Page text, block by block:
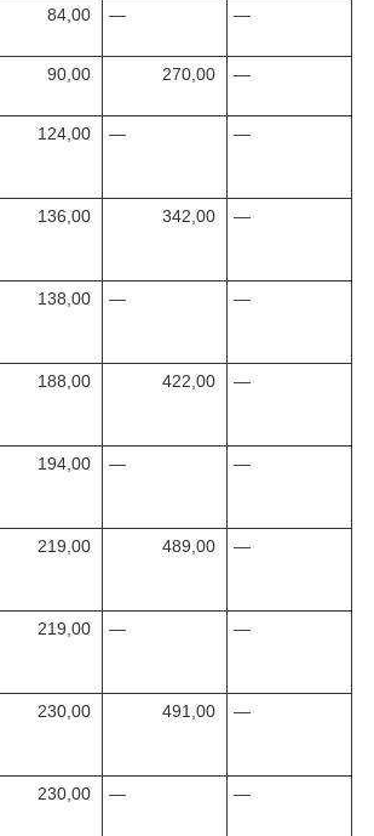
84,00 — —
90,00 270,00 —
124,00 — —
136,00 342,00 —
138,00 — —
188,00 422,00 —
194,00 — —
219,00 489,00 —
219,00 — —
230,00 491,00 —
230,00 — —